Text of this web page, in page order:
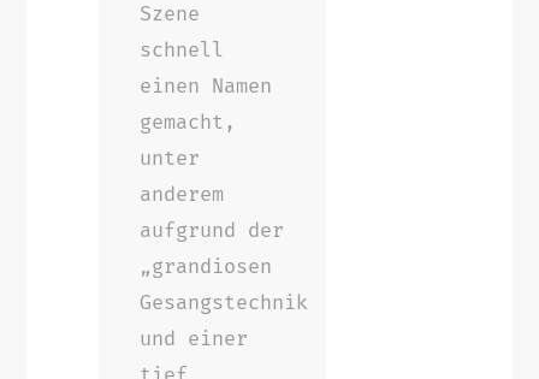
Szene
schnell
einen Namen
gemacht,
unter
anderem
aufgrund der
„grandiosen
Gesangstechnik
und einer